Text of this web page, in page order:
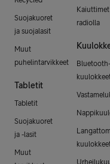
Suojakuoret
ja suojalasit
Muut
puhelintarvikkeet
Tabletit
Tabletit
Suojakuoret
ja -lasit
Muut
Kaiuttimet
radiolla
Bluetooth-